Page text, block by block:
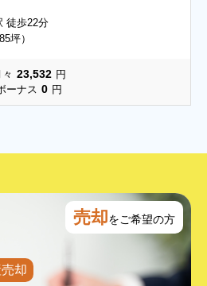
徒歩22分
坪）
々 23,532 円
ーナス 0 円
却
売却をご希望の方